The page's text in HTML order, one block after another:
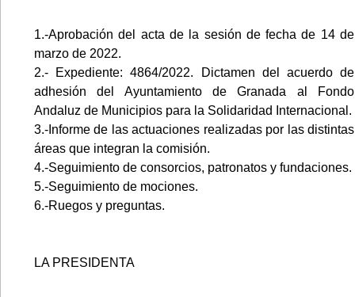
1.-Aprobación del acta de la sesión de fecha de 14 de
marzo de 2022.
2.- Expediente: 4864/2022. Dictamen del acuerdo de
adhesión del Ayuntamiento de Granada al Fondo
Andaluz de Municipios para la Solidaridad Internacional.
3.-Informe de las actuaciones realizadas por las distintas
áreas que integran la comisión.
4.-Seguimiento de consorcios, patronatos y fundaciones.
5.-Seguimiento de mociones.
6.-Ruegos y preguntas.
LA PRESIDENTA